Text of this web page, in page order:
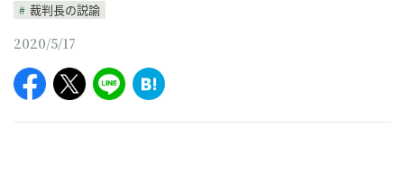
裁判長の説諭
2020/5/17